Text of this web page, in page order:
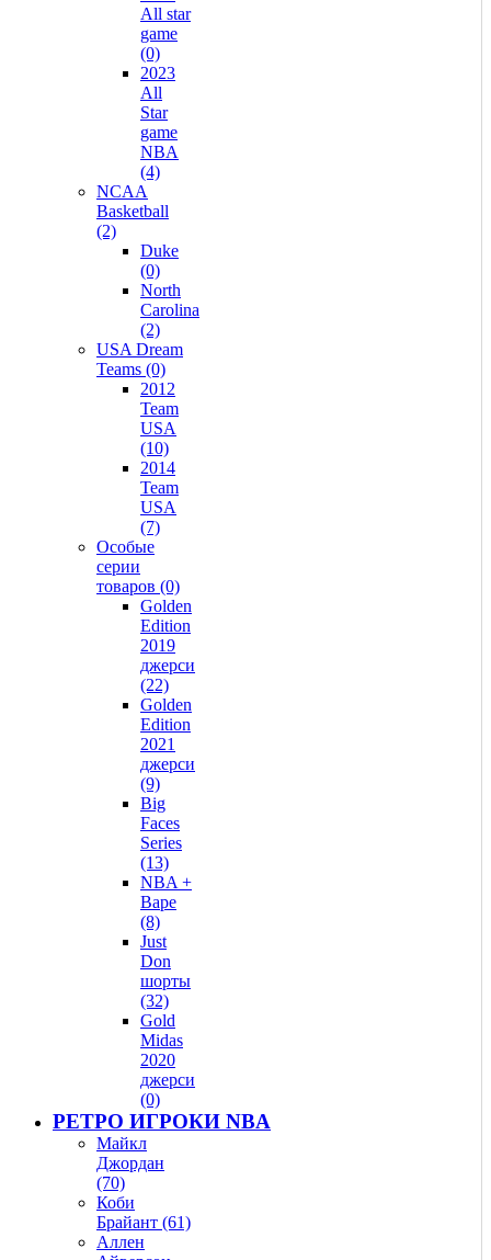
All star
game
(0)
2023
All
Star
game
NBA
(4)
NCAA
Basketball
(2)
Duke
(0)
North
Carolina
(2)
USA Dream
Teams (0)
2012
Team
USA
(10)
2014
Team
USA
(7)
Особые
серии
товаров (0)
Golden
Edition
2019
джерси
(22)
Golden
Edition
2021
джерси
(9)
Big
Faces
Series
(13)
NBA +
Bape
(8)
Just
Don
шорты
(32)
Gold
Midas
2020
джерси
(0)
РЕТРО ИГРОКИ NBA
Майкл
Джордан
(70)
Коби
Брайант (61)
Аллен